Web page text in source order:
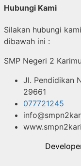
Hubungi Kami
Silakan hubungi
dibawah ini :
SMP Negeri 2
Jl. Pendidikan
29661
077721245